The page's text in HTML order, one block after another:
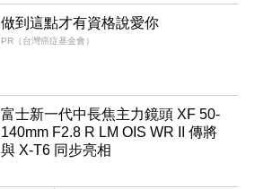
做到這點才有資格說愛你
PR（台灣癌症基金會）
富士新一代中長焦主力鏡頭 XF 50-
140mm F2.8 R LM OIS WR II 傳將
與 X-T6 同步亮相